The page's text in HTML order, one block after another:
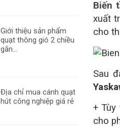
Biến
xuất
cho
Sau
+
cho
Giới thiệu sản phẩm
quạt thông gió 2 chiều
gắn...
Địa chỉ mua cánh quạt
hút công nghiệp giá rẻ